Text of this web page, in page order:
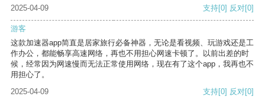
2025-04-09
支持[0] 反对[0]
游客
这款加速器app简直是居家旅行必备神器，无论是看视频、玩游戏还是工
作办公，都能畅享高速网络，再也不用担心网速卡顿了。以前出差的时
候，经常因为网速慢而无法正常使用网络，现在有了这个app，我再也不
用担心了。
2025-04-09
支持[0] 反对[0]